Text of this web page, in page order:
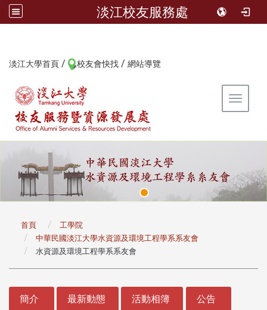
淡江校友服務處
淡江大學首頁 / 校友會快找 / 網站導覽
Toggle
首頁
工學院
中華民國淡江大學水資源及環境工程學系系友會
水資源及環境工程學系系友會
簡介 最新動態 活動相簿 公告